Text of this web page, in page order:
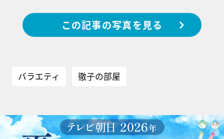
この記事の写真を見る
バラエティ 徹子の部屋